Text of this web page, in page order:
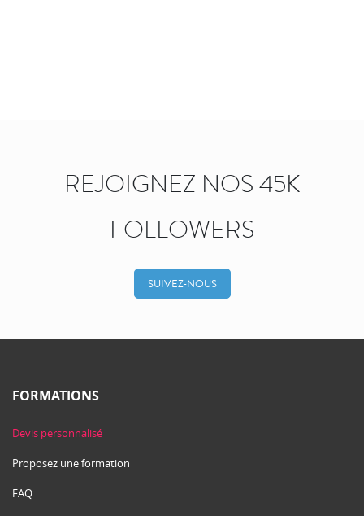
REJOIGNEZ NOS 45K
FOLLOWERS
SUIVEZ-NOUS
FORMATIONS
Devis personnalisé
Proposez une formation
FAQ